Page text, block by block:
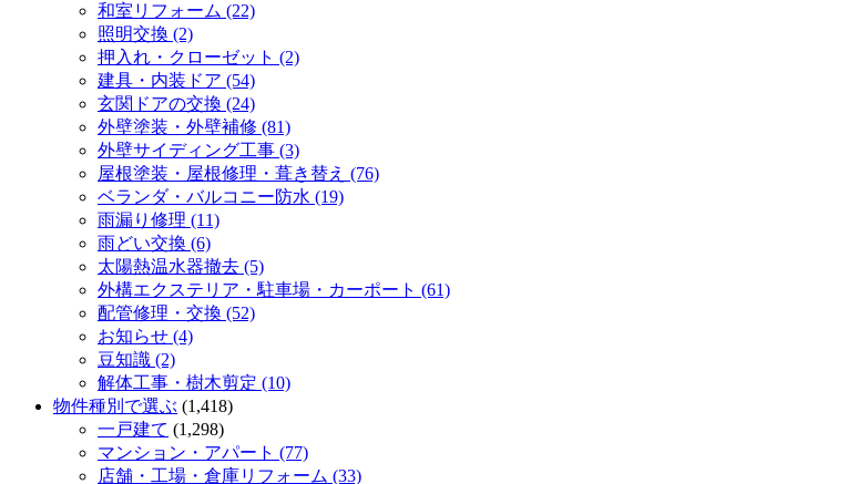
和室リフォーム (22)
照明交換 (2)
押入れ・クローゼット (2)
建具・内装ドア (54)
玄関ドアの交換 (24)
外壁塗装・外壁補修 (81)
外壁サイディング工事 (3)
屋根塗装・屋根修理・葺き替え (76)
ベランダ・バルコニー防水 (19)
雨漏り修理 (11)
雨どい交換 (6)
太陽熱温水器撤去 (5)
外構エクステリア・駐車場・カーポート (61)
配管修理・交換 (52)
お知らせ (4)
豆知識 (2)
解体工事・樹木剪定 (10)
物件種別で選ぶ (1,418)
一戸建て (1,298)
マンション・アパート (77)
店舗・工場・倉庫リフォーム (33)